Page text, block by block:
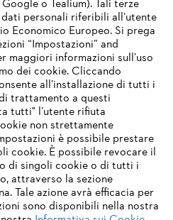
Privacy policy
Informazioni legali
NICHT
wir noch nicht unterstützen. Für
Seite empfehlen wir Ihnen, zu
zu wechseln:
o Tealium). Tali terze
personali riferibili all’utente
Economico Europeo. Si prega
“Impostazioni” and
maggiori informazioni sull’uso
dei cookie. Cliccando
all’installazione di tutti i
trattamento a questi
tutti" l’utente rifiuta
non strettamente
è possibile prestare
cookie. È possibile revocare il
di singoli cookie o di tutti i
attraverso la sezione
Tale azione avrà efficacia per
sono disponibili nella nostra